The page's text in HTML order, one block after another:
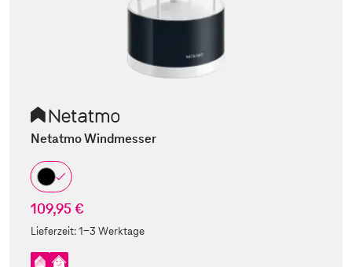
Netatmo Windmesser
109,95 €
Lieferzeit:1-3 Werktage